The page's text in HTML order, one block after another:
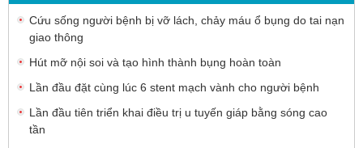
Cứu sống người bệnh bị vỡ lách, chảy máu ổ bụng do tai nạn
giao thông
Hút mỡ nội soi và tạo hình thành bụng hoàn toàn
Lần đầu đặt cùng lúc 6 stent mạch vành cho người bệnh
Lần đầu tiên triển khai điều trị u tuyến giáp bằng sóng cao
tần